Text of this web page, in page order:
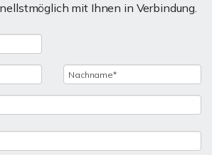
mit Ihnen in Verbindung.